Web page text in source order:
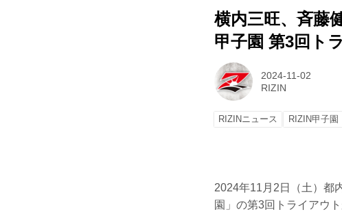
横内三旺、⻫藤
甲子園 第3回ト
2024-11-02
RIZIN
RIZINニュース RIZIN甲子園
2024年11月2日（土）都
園」の第3回トライアウト